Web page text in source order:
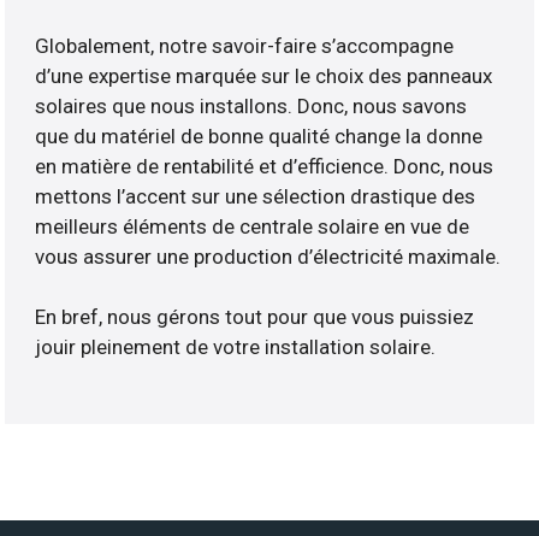
Globalement, notre savoir-faire s’accompagne
d’une expertise marquée sur le choix des panneaux
solaires que nous installons. Donc, nous savons
que du matériel de bonne qualité change la donne
en matière de rentabilité et d’efficience. Donc, nous
mettons l’accent sur une sélection drastique des
meilleurs éléments de centrale solaire en vue de
vous assurer une production d’électricité maximale.
En bref, nous gérons tout pour que vous puissiez
jouir pleinement de votre installation solaire.